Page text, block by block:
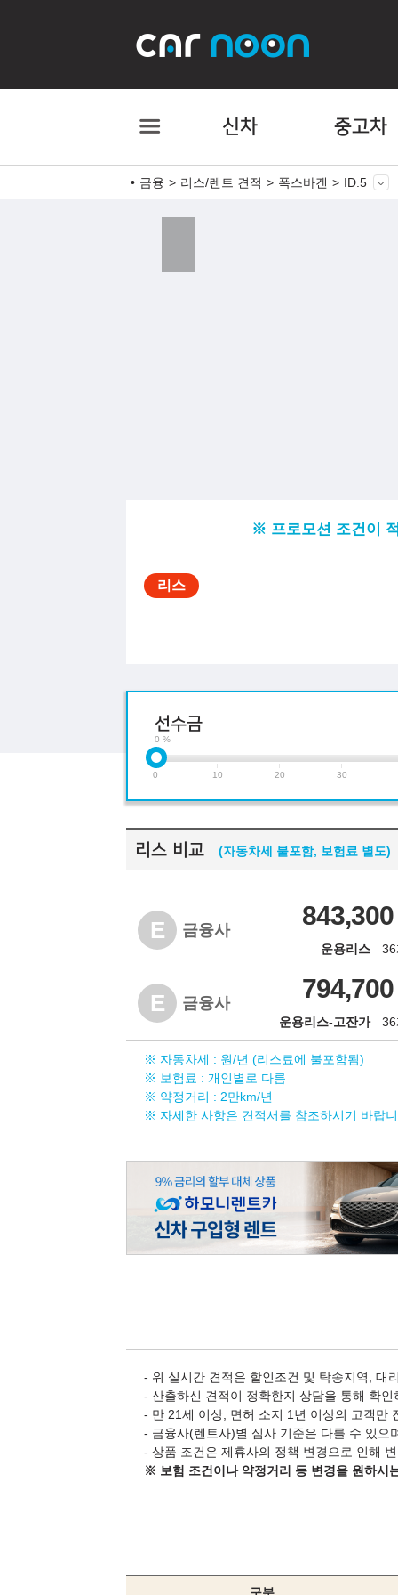
신차 중고차
금융 리스/렌트 견적 폭스바겐 ID.5
※ 프로모션 조건이
선수금
0 %
0 10 20 30
리스 비교 (자동차세 불포함, 보험료 별도)
E 금융사
운용리스
843,300
E 금융사
운용리스-고잔가
794,700
※ 자동차세 : 원/년 (리스료에 불포함됨)
※ 보험료 : 개인별로 다름
※ 약정거리 : 2만km/년
※ 자세한 사항은 견적서를 참조하시기 바랍
- 위 실시간 견적은 할인조건 및 탁송지역, 대
- 산출하신 견적이 정확한지 상담을 통해 확인
- 만 21세 이상, 면허 소지 1년 이상의 고객만
- 금융사(렌트사)별 심사 기준은 다를 수 있으
- 상품 조건은 제휴사의 정책 변경으로 인해
※ 보험 조건이나 약정거리 등 변경을 원하시